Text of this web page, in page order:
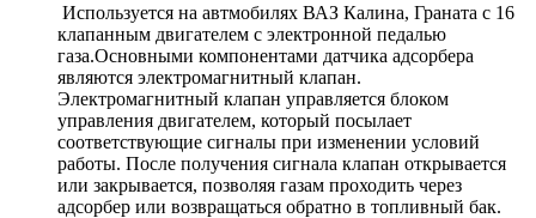
Используется на автмобилях ВАЗ Калина, Граната с 16
клапанным двигателем с электронной педалью
газа.Основными компонентами датчика адсорбера
являются электромагнитный клапан.
Электромагнитный клапан управляется блоком
управления двигателем, который посылает
соответствующие сигналы при изменении условий
работы. После получения сигнала клапан открывается
или закрывается, позволяя газам проходить через
адсорбер или возвращаться обратно в топливный бак.